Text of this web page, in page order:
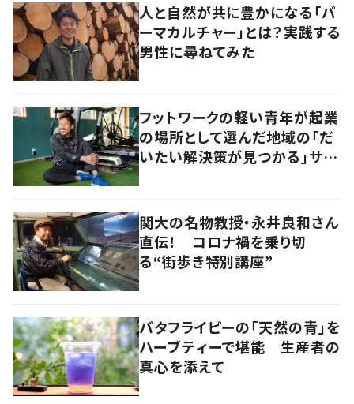
人と自然が共に豊かになる「パ
ーマカルチャー」とは？実践する
男性に尋ねてみた
フットワークの軽い青年が起業
の場所として選んだ地域の「だ
いたい解決策が見つかる」サイ
関大の名物教授・永井良和さん
直伝！ コロナ禍を乗り切
る“街歩き特別講座”
バタフライピーの「天然の青」を
ハーブティーで堪能 生産者の
真心を添えて